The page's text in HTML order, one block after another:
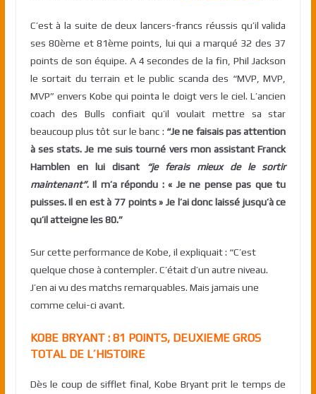
C’est à la suite de deux lancers-francs réussis qu’il valida
ses 80ème et 81ème points, lui qui a marqué 32 des 37
points de son équipe. A 4 secondes de la fin, Phil Jackson
le sortait du terrain et le public scanda des “MVP, MVP,
MVP” envers Kobe qui pointa le doigt vers le ciel. L’ancien
coach des Bulls confiait qu’il voulait mettre sa star
beaucoup plus tôt sur le banc : “Je ne faisais pas attention
à ses stats. Je me suis tourné vers mon assistant Franck
Hamblen en lui disant
“je ferais mieux de le sortir
maintenant”. Il m’a répondu : « Je ne pense pas que tu
puisses. Il en est à 77 points » Je l’ai donc laissé jusqu’à ce
qu’il atteigne les 80.”
Sur cette performance de Kobe, il expliquait : “C’est
quelque chose à contempler. C’était d’un autre niveau.
J’en ai vu des matchs remarquables. Mais jamais une
comme celui-ci avant.
KOBE BRYANT : 81 POINTS, DEUXIEME GROS
TOTAL DE L’HISTOIRE
Dès le coup de sifflet final, Kobe Bryant prit le temps de